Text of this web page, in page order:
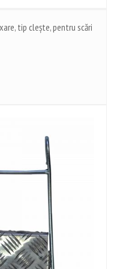
tip cleşte, pentru scări